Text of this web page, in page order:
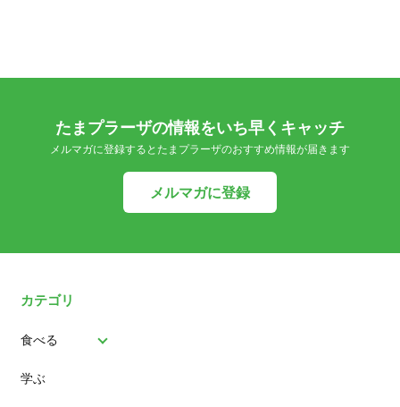
たまプラーザの情報をいち早くキャッチ
メルマガに登録するとたまプラーザのおすすめ情報が届きます
メルマガに登録
カテゴリ
食べる
パン
学ぶ